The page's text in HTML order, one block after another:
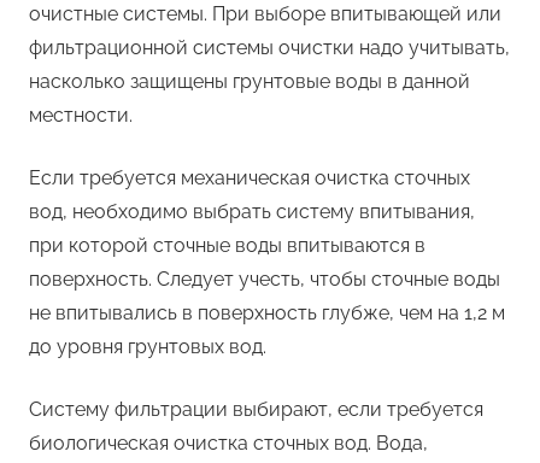
очистные системы. При выборе впитывающей или
фильтрационной системы очистки надо учитывать,
насколько защищены грунтовые воды в данной
местности.
Если требуется механическая очистка сточных
вод, необходимо выбрать систему впитывания,
при которой сточные воды впитываются в
поверхность. Следует учесть, чтобы сточные воды
не впитывались в поверхность глубже, чем на 1,2 м
до уровня грунтовых вод.
Систему фильтрации выбирают, если требуется
биологическая очистка сточных вод. Вода,